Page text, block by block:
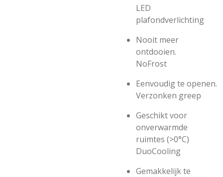
LED
plafondverlichting
Nooit meer
ontdooien.
NoFrost
Eenvoudig te openen.
Verzonken greep
Geschikt voor
onverwarmde
ruimtes (>0°C)
DuoCooling
Gemakkelijk te